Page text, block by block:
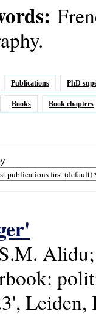
Publications PhD
Books Book chapters